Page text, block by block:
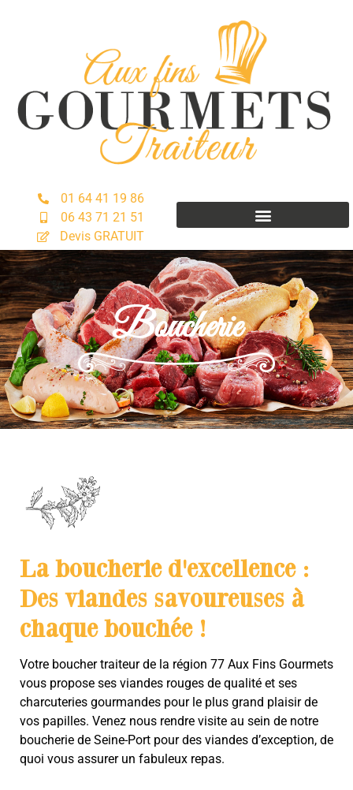
01 64 41 19 86
06 43 71 21 51
Devis GRATUIT
Boucherie
La boucherie d'excellence :
Des viandes savoureuses à
chaque bouchée !
Votre boucher traiteur de la région 77 Aux Fins Gourmets
vous propose ses viandes rouges de qualité et ses
charcuteries gourmandes pour le plus grand plaisir de
vos papilles. Venez nous rendre visite au sein de notre
boucherie de Seine-Port pour des viandes d’exception, de
quoi vous assurer un fabuleux repas.